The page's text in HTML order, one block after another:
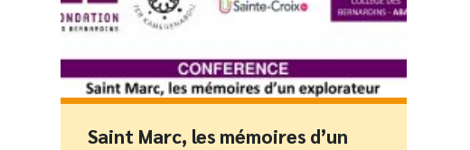
Saint Marc, les mémoires d’un